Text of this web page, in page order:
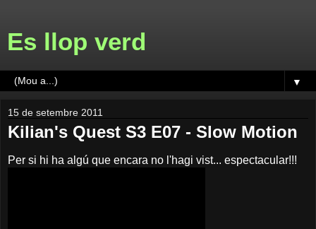
Es llop verd
▼
15 de setembre 2011
Kilian's Quest S3 E07 - Slow Motion
Per si hi ha algú que encara no l'hagi vist... espectacular!!!